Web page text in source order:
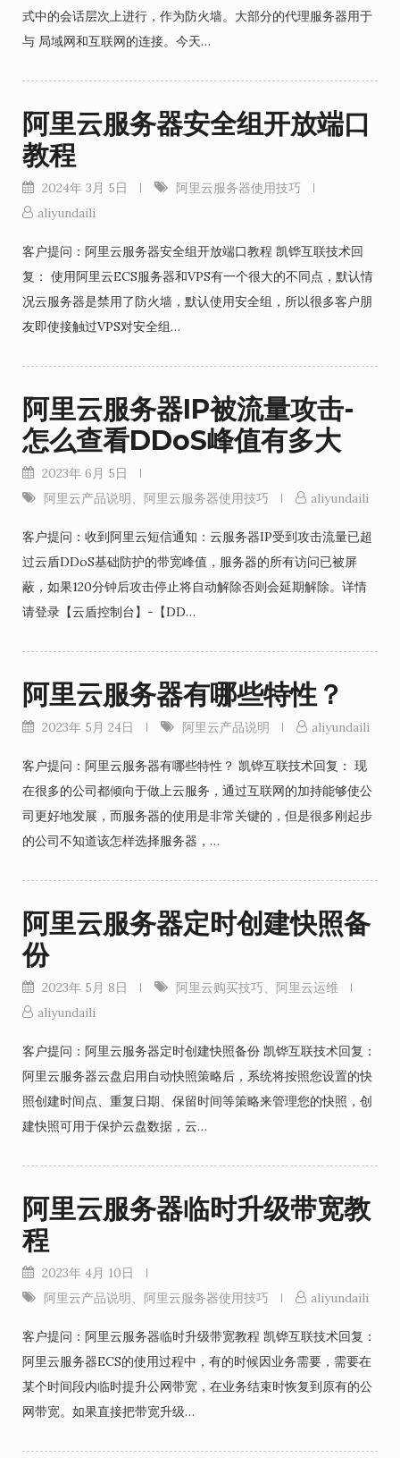
式中的会话层次上进行，作为防火墙。大部分的代理服务器用于
与 局域网和互联网的连接。今天…
阿里云服务器安全组开放端口
教程
2024年 3月 5日
阿里云服务器使用技巧
aliyundaili
客户提问：阿里云服务器安全组开放端口教程 凯铧互联技术回
复： 使用阿里云ECS服务器和VPS有一个很大的不同点，默认情
况云服务器是禁用了防火墙，默认使用安全组，所以很多客户朋
友即使接触过VPS对安全组…
阿里云服务器IP被流量攻击-
怎么查看DDoS峰值有多大
2023年 6月 5日
阿里云产品说明、 阿里云服务器使用技巧 aliyundaili
客户提问：收到阿里云短信通知：云服务器IP受到攻击流量已超
过云盾DDoS基础防护的带宽峰值，服务器的所有访问已被屏
蔽，如果120分钟后攻击停止将自动解除否则会延期解除。详情
请登录【云盾控制台】-【DD…
阿里云服务器有哪些特性？
2023年 5月 24日 阿里云产品说明 aliyundaili
客户提问：阿里云服务器有哪些特性？ 凯铧互联技术回复： 现
在很多的公司都倾向于做上云服务，通过互联网的加持能够使公
司更好地发展，而服务器的使用是非常关键的，但是很多刚起步
的公司不知道该怎样选择服务器，…
阿里云服务器定时创建快照备
份
2023年 5月 8日 阿里云购买技巧、 阿里云运维
aliyundaili
客户提问：阿里云服务器定时创建快照备份 凯铧互联技术回复：
阿里云服务器云盘启用自动快照策略后，系统将按照您设置的快
照创建时间点、重复日期、保留时间等策略来管理您的快照，创
建快照可用于保护云盘数据，云…
阿里云服务器临时升级带宽教
程
2023年 4月 10日
阿里云产品说明、 阿里云服务器使用技巧 aliyundaili
客户提问：阿里云服务器临时升级带宽教程 凯铧互联技术回复：
阿里云服务器ECS的使用过程中，有的时候因业务需要，需要在
某个时间段内临时提升公网带宽，在业务结束时恢复到原有的公
网带宽。如果直接把带宽升级…